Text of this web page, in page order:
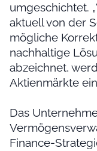
umgeschichtet.
aktuell von der
mögliche
nachhaltige
abzeichnet,
Aktienmärkte
Das
Finance-